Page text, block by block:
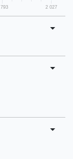
793 2 027